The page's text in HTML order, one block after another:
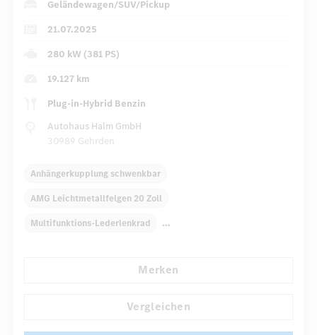
Geländewagen/SUV/Pickup
21.07.2025
280 kW (381 PS)
19.127 km
Plug-in-Hybrid Benzin
Autohaus Halm GmbH
30989 Gehrden
Anhängerkupplung schwenkbar
AMG Leichtmetallfelgen 20 Zoll
Multifunktions-Lederlenkrad
Laderaumabdeckung
Merken
Vergleichen